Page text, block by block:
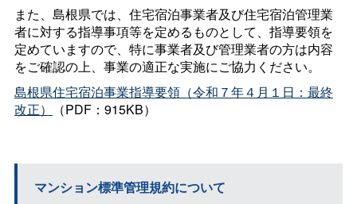
また、島根県では、住宅宿泊事業者及び住宅宿泊管理業
者に対する指導事項等を定めるものとして、指導要領を
定めていますので、特に事業者及び管理業者の方は内容
をご確認の上、事業の適正な実施にご協力ください。
島根県住宅宿泊事業指導要領（令和７年４月１日：最終
改正）
（PDF：915KB）
マンション標準管理規約について